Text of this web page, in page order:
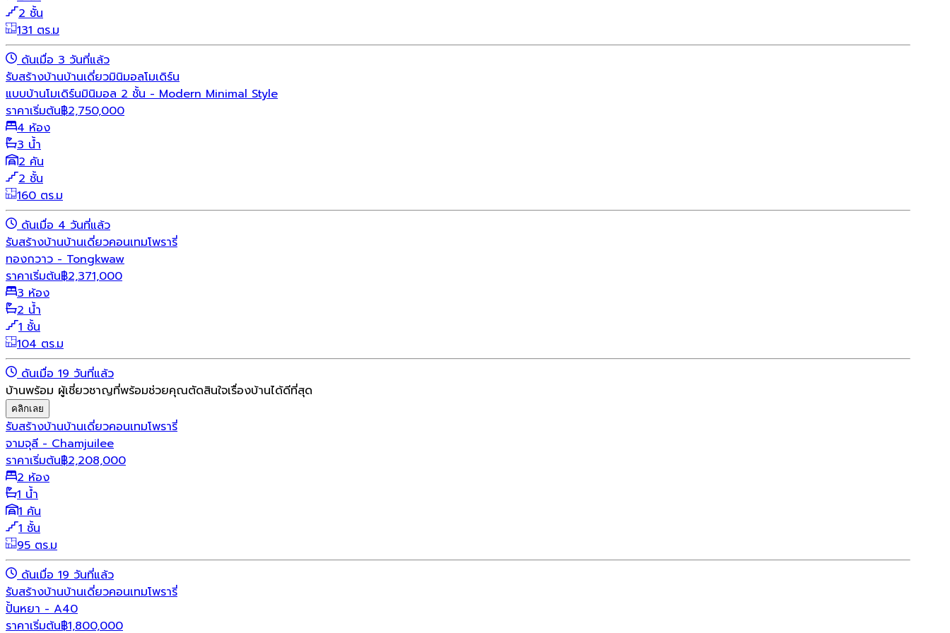
2 ชั้น
131 ตร.ม
ดันเมื่อ 3 วันที่แล้ว
รับสร้างบ้านบ้านเดี่ยวมินิมอลโมเดิร์น
แบบบ้านโมเดิร์นมินิมอล 2 ชั้น - Modern Minimal Style
ราคาเริ่มต้น฿2,750,000
4 ห้อง
3 น้ำ
2 คัน
2 ชั้น
160 ตร.ม
ดันเมื่อ 4 วันที่แล้ว
รับสร้างบ้านบ้านเดี่ยวคอนเทมโพรารี่
ทองกวาว - Tongkwaw
ราคาเริ่มต้น฿2,371,000
3 ห้อง
2 น้ำ
1 ชั้น
104 ตร.ม
ดันเมื่อ 19 วันที่แล้ว
บ้านพร้อม ผู้เชี่ยวชาญที่พร้อมช่วยคุณตัดสินใจเรื่องบ้านได้ดีที่สุด
คลิกเลย
รับสร้างบ้านบ้านเดี่ยวคอนเทมโพรารี่
จามจุลี - Chamjuilee
ราคาเริ่มต้น฿2,208,000
2 ห้อง
1 น้ำ
1 คัน
1 ชั้น
95 ตร.ม
ดันเมื่อ 19 วันที่แล้ว
รับสร้างบ้านบ้านเดี่ยวคอนเทมโพรารี่
ปั้นหยา - A40
ราคาเริ่มต้น฿1,800,000